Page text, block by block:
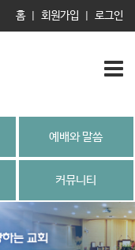
홈 회원가입 로그인
예배와 말씀
커뮤니티